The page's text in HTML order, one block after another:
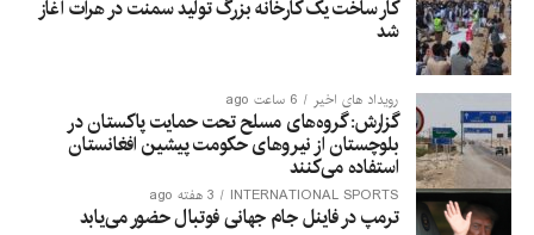
کار ساخت یک کارخانه بزرگ تولید سمنت در هرات آغاز
شد
رویداد های اخیر 6 ساعت ago
گزارش: گروه‌های مسلح تحت حمایت پاکستان در
بلوچستان از نیروهای حکومت پیشین افغانستان
استفاده می‌کنند
INTERNATIONAL SPORTS 3 هفته ago
ترمپ در فاینل جام جهانی فوتبال حضور می‌یابد